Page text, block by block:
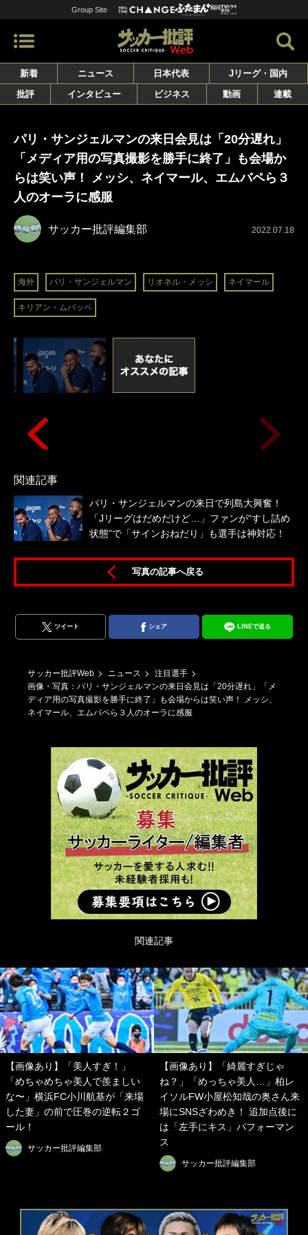
Group Site
新着 ニュース 日本代表
Jリーグ・国内
批評
インタビュー ビジネス 動画 連載
パリ・サンジェルマンの来日会見は「20分遅れ」
「メディア用の写真撮影を勝手に終了」も会場か
らは笑い声！ メッシ、ネイマール、エムバペら３
人のオーラに感服
サッカー批評編集部 2022.07.18
海外 パリ・サンジェルマン リオネル・メッシ ネイマール
キリアン・ムバッペ
関連記事
パリ・サンジェルマンの来日で列島大興奮！
「Jリーグはだめだけど…」ファンが“すし詰め
状態”で「サインおねだり」も選手は神対応！
写真の記事へ戻る
ツイート シェア LINEで送る
サッカー批評Web ニュース
注目選手
画像・写真：パリ・サンジェルマンの来日会見は「20分遅れ」「メ
ディア用の写真撮影を勝手に終了」も会場からは笑い声！ メッシ、
ネイマール、エムバペら３人のオーラに感服
関連記事
【画像あり】「美人すぎ！」
「めちゃめちゃ美人で羨ましい
な〜」横浜FC小川航基が「来場
した妻」の前で圧巻の逆転２ゴ
ール！
サッカー批評編集部
【画像あり】「綺麗すぎじゃ
ね？」「めっちゃ美人…」柏レ
イソルFW小屋松知哉の奥さん来
場にSNSざわめき！ 追加点後に
は「左手にキス」パフォーマン
ス
サッカー批評編集部